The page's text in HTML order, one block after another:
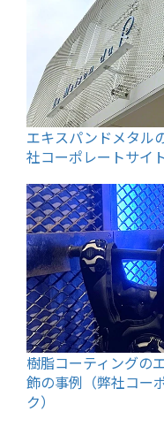
エキスパンドメタル
社コーポレートサイ
樹脂コーティングの
飾の事例（弊社コー
ク）